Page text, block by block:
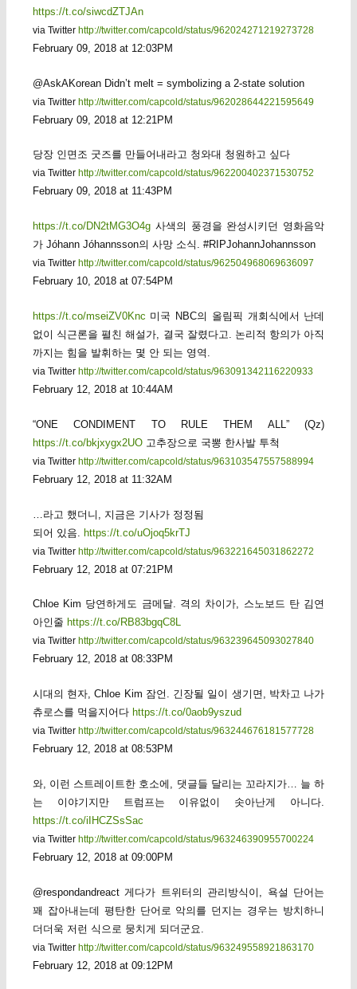
https://t.co/siwcdZTJAn
via Twitter http://twitter.com/capcold/status/962024271219273728
February 09, 2018 at 12:03PM
@AskAKorean Didn’t melt = symbolizing a 2-state solution
via Twitter http://twitter.com/capcold/status/962028644221595649
February 09, 2018 at 12:21PM
당장 인면조 굿즈를 만들어내라고 청와대 청원하고 싶다
via Twitter http://twitter.com/capcold/status/962200402371530752
February 09, 2018 at 11:43PM
https://t.co/DN2tMG3O4g사색의 풍경을 완성시키던 영화음악
가 Jóhann Jóhannsson의 사망 소식. #RIPJohannJohannsson
via Twitter http://twitter.com/capcold/status/962504968069636097
February 10, 2018 at 07:54PM
https://t.co/mseiZV0Knc 미국 NBC의 올림픽 개회식에서 난데
없이 식근론을 펼친 해설가, 결국 잘렸다고. 논리적 항의가 아직
까지는 힘을 발휘하는 몇 안 되는 영역.
via Twitter http://twitter.com/capcold/status/963091342116220933
February 12, 2018 at 10:44AM
“ONE CONDIMENT TO RULE THEM ALL” (Qz)
https://t.co/bkjxygx2UO고추장으로 국뽕 한사발 투척
via Twitter http://twitter.com/capcold/status/963103547557588994
February 12, 2018 at 11:32AM
…라고 했더니, 지금은 기사가 정정됨
되어 있음. https://t.co/uOjoq5krTJ
via Twitter http://twitter.com/capcold/status/963221645031862272
February 12, 2018 at 07:21PM
Chloe Kim 당연하게도 금메달. 격의 차이가, 스노보드 탄 김연
아인줄 https://t.co/RB83bgqC8L
via Twitter http://twitter.com/capcold/status/963239645093027840
February 12, 2018 at 08:33PM
시대의 현자, Chloe Kim 잠언. 긴장될 일이 생기면, 박차고 나가
츄로스를 먹을지어다 https://t.co/0aob9yszud
via Twitter http://twitter.com/capcold/status/963244676181577728
February 12, 2018 at 08:53PM
와, 이런 스트레이트한 호소에, 댓글들 달리는 꼬라지가… 늘 하
는 이야기지만 트럼프는 이유없이 솟아난게 아니다.
https://t.co/iIHCZSsSac
via Twitter http://twitter.com/capcold/status/963246390955700224
February 12, 2018 at 09:00PM
@respondandreact 게다가 트위터의 관리방식이, 욕설 단어는
꽤 잡아내는데 평탄한 단어로 악의를 던지는 경우는 방치하니
더더욱 저런 식으로 뭉치게 되더군요.
via Twitter http://twitter.com/capcold/status/963249558921863170
February 12, 2018 at 09:12PM